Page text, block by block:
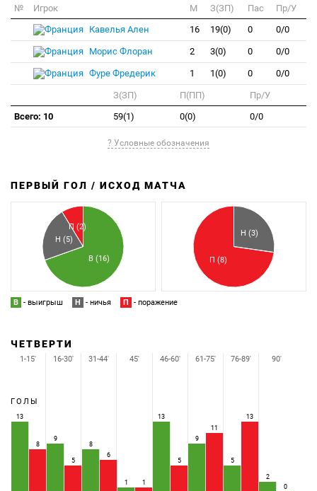
№ Игрок M З(ЗП) Пас
Пр/У
Кавелья Ален
16 19(0) 0 0/0
Морис Флоран 2 3(0) 0 0/0
Фуре Фредерик 1 1(0) 0 0/0
З(ЗП) П(ПП)
Пр/У
Всего: 10
59(1) 0(0) 0/0
? Условные обозначения
ПЕРВЫЙ ГОЛ / ИСХОД МАТЧА
В (16)
Н (5)
П (2)
Н (3)
П (8)
В - выигрыш Н - ничья П - поражение
ЧЕТВЕРТИ
ГОЛЫ
13
8
9
5
8
6
1 1
13
5
9
11
5
13
2
0
1-15' 16-30' 31-44' 45' 46-60' 61-75' 76-89' 90'